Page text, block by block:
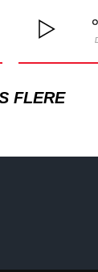
FLERE